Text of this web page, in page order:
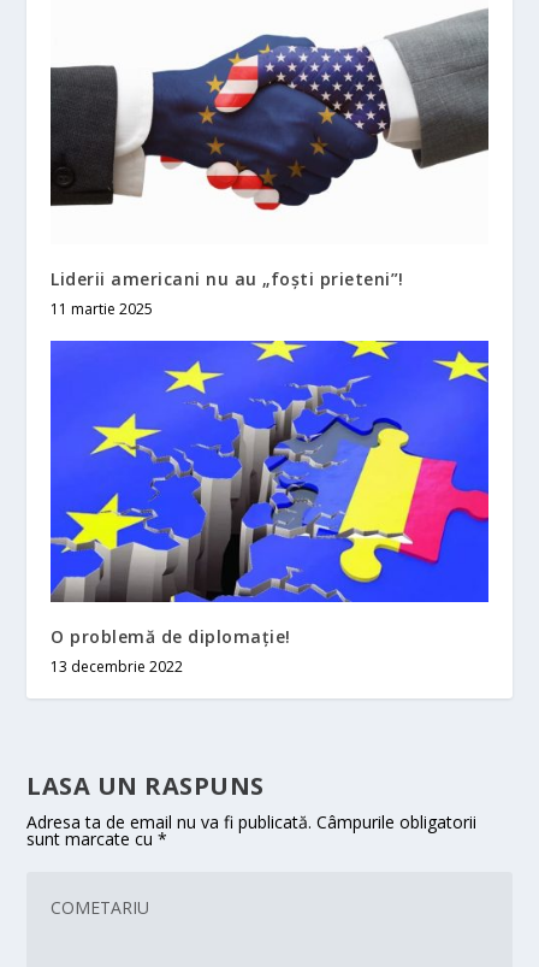
Liderii americani nu au „foşti prieteni”!
11 martie 2025
O problemă de diplomaţie!
13 decembrie 2022
LASA UN RASPUNS
Adresa ta de email nu va fi publicată. Câmpurile obligatorii
sunt marcate cu*